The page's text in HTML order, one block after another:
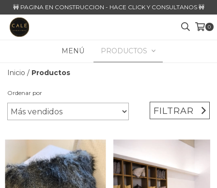
🚧 PAGINA EN CONSTRUCCION - HACE CLICK Y CONSULTANOS 🚧
0
MENÚ PRODUCTOS
Inicio / Productos
Ordenar por
FILTRAR